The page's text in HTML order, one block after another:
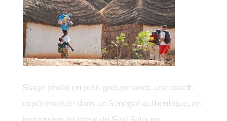
Stage photo en petit groupe avec une coach
expérimentée dans un Sénégal authentique, en